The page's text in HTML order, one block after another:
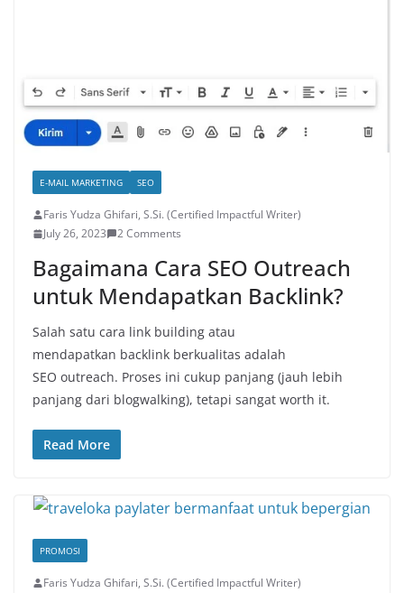
E-MAIL MARKETING SEO
Faris Yudza Ghifari, S.Si. (Certified Impactful Writer)
July 26, 2023
2 Comments
Bagaimana Cara SEO Outreach
untuk Mendapatkan Backlink?
Salah satu cara link building atau
mendapatkan backlink berkualitas adalah
SEO outreach. Proses ini cukup panjang (jauh lebih
panjang dari blogwalking), tetapi sangat worth it.
Read More
PROMOSI
Faris Yudza Ghifari, S.Si. (Certified Impactful Writer)